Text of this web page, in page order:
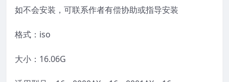
如不会安装，可联系作者有偿协助或指导安装
格式：iso
大小：16.06G